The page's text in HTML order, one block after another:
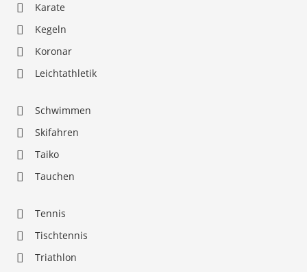
Karate
Kegeln
Koronar
Leichtathletik
Schwimmen
Skifahren
Taiko
Tauchen
Tennis
Tischtennis
Triathlon